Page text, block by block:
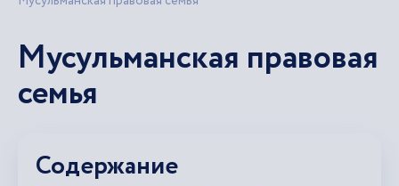
Мусульманская правовая
семья
Содержание